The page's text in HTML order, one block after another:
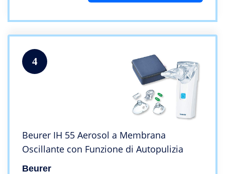
4
Beurer IH 55 Aerosol a Membrana
Oscillante con Funzione di Autopulizia
Beurer